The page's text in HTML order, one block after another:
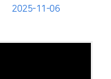
2025-11-06